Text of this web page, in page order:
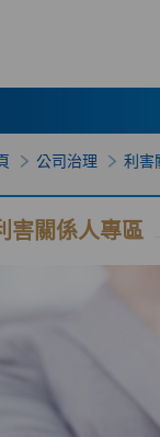
公司治理 利害
害關係人專區